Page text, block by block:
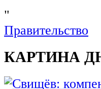
"
Правительство
КАРТИНА